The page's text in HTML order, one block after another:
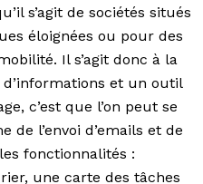
s’agit de sociétés situés
éloignées ou pour des
Il s’agit donc à la
d’informations et un outil
c’est que l’on peut se
de l’envoi d’emails et de
fonctionnalités :
une carte des tâches